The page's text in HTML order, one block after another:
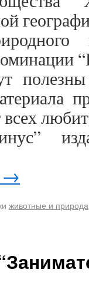
→
животные и природа